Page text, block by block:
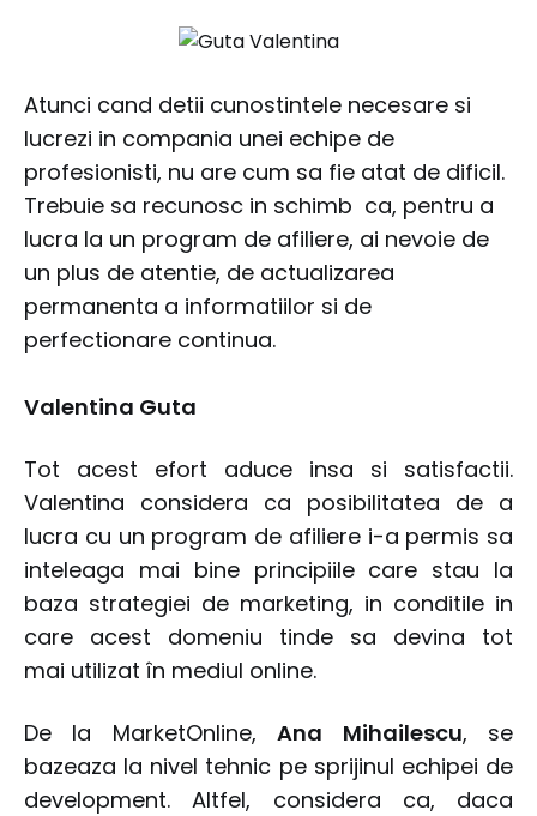
Atunci cand detii cunostintele necesare si
lucrezi in compania unei echipe de
profesionisti, nu are cum sa fie atat de dificil.
Trebuie sa recunosc in schimb ca, pentru a
lucra la un program de afiliere, ai nevoie de
un plus de atentie, de actualizarea
permanenta a informatiilor si de
perfectionare continua.
Valentina Guta
Tot acest efort aduce insa si satisfactii.
Valentina considera ca posibilitatea de a
lucra cu un program de afiliere i-a permis sa
inteleaga mai bine principiile care stau la
baza strategiei de marketing, in conditile in
care acest domeniu tinde sa devina tot
mai utilizat în mediul online.
De la MarketOnline,Ana Mihailescu, se
bazeaza la nivel tehnic pe sprijinul echipei de
development. Altfel, considera ca, daca